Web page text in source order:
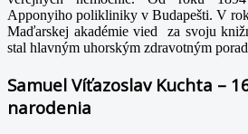
Apponyiho polikliniky v Budapešti. V
Maďarskej akadémie vied za svoju
stal hlavným uhorským zdravotným
Samuel Víťazoslav Kuchta –
narodenia